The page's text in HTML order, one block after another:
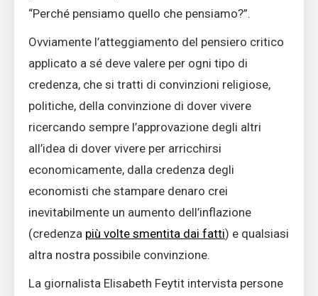
“Perché pensiamo quello che pensiamo?”.
Ovviamente l’atteggiamento del pensiero critico
applicato a sé deve valere per ogni tipo di
credenza, che si tratti di convinzioni religiose,
politiche, della convinzione di dover vivere
ricercando sempre l’approvazione degli altri
all’idea di dover vivere per arricchirsi
economicamente, dalla credenza degli
economisti che stampare denaro crei
inevitabilmente un aumento dell’inflazione
(credenza più volte smentita dai fatti) e qualsiasi
altra nostra possibile convinzione.
La giornalista Elisabeth Feytit intervista persone